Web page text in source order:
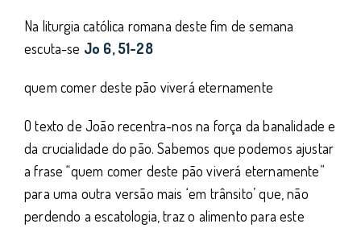
Na liturgia católica romana deste fim de semana
escuta-se Jo 6, 51-28
quem comer deste pão viverá eternamente
O texto de João recentra-nos na força da banalidade e
da crucialidade do pão. Sabemos que podemos ajustar
a frase “quem comer deste pão viverá eternamente”
para uma outra versão mais ‘em trânsito’ que, não
perdendo a escatologia, traz o alimento para este